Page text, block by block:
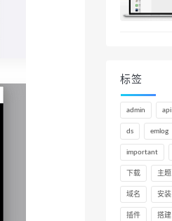
标签
admin api
ds emlog
important
下载 主题
域名 安装
插件 搭建